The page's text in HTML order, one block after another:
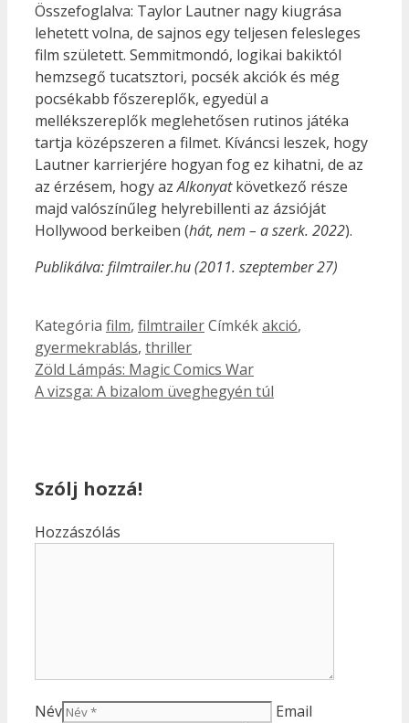
Összefoglalva: Taylor Lautner nagy kiugrása
lehetett volna, de sajnos egy teljesen felesleges
film született. Semmitmondó, logikai bakiktól
hemzsegő tucatsztori, pocsék akciók és még
pocsékabb főszereplők, egyedül a
mellékszereplők meglehetősen rutinos játéka
tartja középszeren a filmet. Kíváncsi leszek, hogy
Lautner karrierjére hogyan fog ez kihatni, de az
az érzésem, hogy azAlkonyatkövetkező része
majd valószínűleg helyrebillenti az ázsióját
Hollywood berkeiben (hát, nem – a szerk. 2022).
Publikálva: filmtrailer.hu (2011. szeptember 27)
Kategória film, filmtrailerCímkékakció,
gyermekrablás, thriller
Zöld Lámpás: Magic Comics War
A vizsga: A bizalom üveghegyén túl
Szólj hozzá!
Hozzászólás
Név
Email